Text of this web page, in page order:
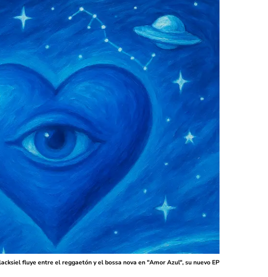
fluye entre el reggaetón y el bossa nova en "Amor Azul", su nuevo EP